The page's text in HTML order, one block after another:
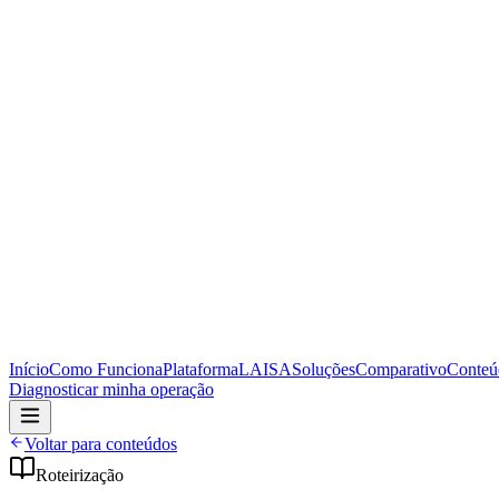
InícioComo FuncionaPlataformaLAISASoluçõesComparativo
Diagnosticar minha operação
Voltar para conteúdos
Roteirização